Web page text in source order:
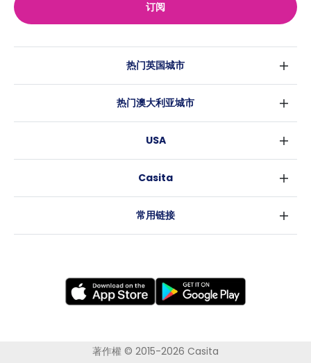
订阅
热门英国城市
伦敦
爱丁堡
利兹
考文垂
莱斯特
纽卡斯尔
热门澳大利亚城市
布里斯班
阿德莱德
USA
洛杉矶
Casita
常用链接
著作權 © 2015-2026 Casita